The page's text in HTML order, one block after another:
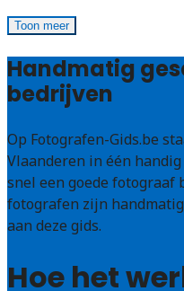
Toon meer
Handmatig
bedrijven
Op Fotografen-Gids.be
Vlaanderen in één
snel een goede fotograaf
fotografen zijn
aan deze gids.
Hoe het